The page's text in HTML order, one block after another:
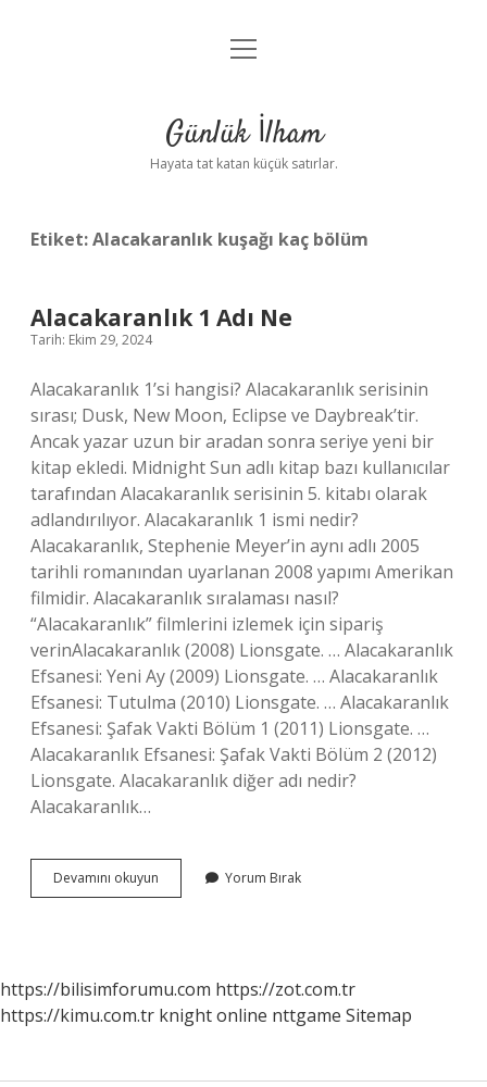
Anasayfa
Yasal Uyarı
menüyü
Günlük İlham
Hayata tat katan küçük satırlar.
Etiket:Alacakaranlık kuşağı kaç bölüm
Alacakaranlık 1 Adı Ne
Tarih: Ekim 29, 2024
Alacakaranlık 1’si hangisi? Alacakaranlık serisinin
sırası; Dusk, New Moon, Eclipse ve Daybreak’tir.
Ancak yazar uzun bir aradan sonra seriye yeni bir
kitap ekledi. Midnight Sun adlı kitap bazı kullanıcılar
tarafından Alacakaranlık serisinin 5. kitabı olarak
adlandırılıyor. Alacakaranlık 1 ismi nedir?
Alacakaranlık, Stephenie Meyer’in aynı adlı 2005
tarihli romanından uyarlanan 2008 yapımı Amerikan
filmidir. Alacakaranlık sıralaması nasıl?
“Alacakaranlık” filmlerini izlemek için sipariş
verinAlacakaranlık (2008) Lionsgate. … Alacakaranlık
Efsanesi: Yeni Ay (2009) Lionsgate. … Alacakaranlık
Efsanesi: Tutulma (2010) Lionsgate. … Alacakaranlık
Efsanesi: Şafak Vakti Bölüm 1 (2011) Lionsgate. …
Alacakaranlık Efsanesi: Şafak Vakti Bölüm 2 (2012)
Lionsgate. Alacakaranlık diğer adı nedir?
Alacakaranlık…
Devamını okuyun Alacakaranlık
1
Yorum Bırak
https://bilisimforumu.com https://zot.com.tr
https://kimu.com.tr knight online nttgame Sitemap